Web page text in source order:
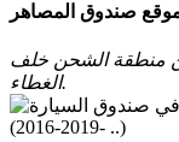
صندوق المصاهر
منطقة الشحن خلف
الغطاء.